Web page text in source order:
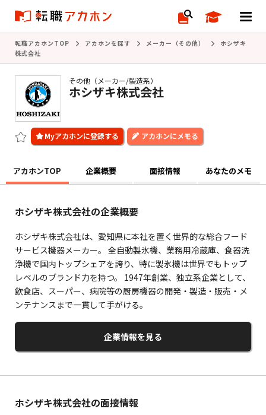
転職アカホンTOP アカホンを探す メーカー（その他）
ホシザキ
株式会社
その他（メーカー/製造系）
ホシザキ株式会社
アカホンにメモる
アカホンTOP 企業概要 面接情報 あなたのメモ
ホシザキ株式会社の企業概要
ホシザキ株式会社は、愛知県に本社を置く世界的な総合フード
サービス機器メーカー。 全自動製氷機、業務用冷蔵庫、食器洗
浄機で国内トップシェアを誇り、特に製氷機は世界でもトップ
レベルのブランド力を持つ。 1947年創業、独立系企業として、
飲食店、スーパー、病院等の厨房機器の開発・製造・販売・メ
ンテナンスまで一貫して手がける。
企業情報を見る
ホシザキ株式会社の面接情報